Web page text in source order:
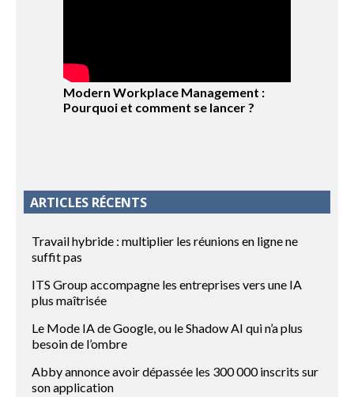
Modern Workplace Management :
Pourquoi et comment se lancer ?
ARTICLES RÉCENTS
Travail hybride : multiplier les réunions en ligne ne
suffit pas
ITS Group accompagne les entreprises vers une IA
plus maîtrisée
Le Mode IA de Google, ou le Shadow AI qui n’a plus
besoin de l’ombre
Abby annonce avoir dépassée les 300 000 inscrits sur
son application